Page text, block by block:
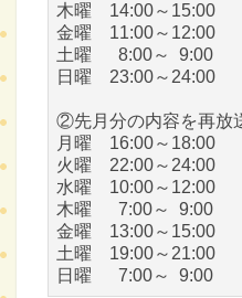
木曜 14:00～15:00
金曜 11:00～12:00
土曜 8:00～ 9:00
日曜 23:00～24:00
②先月分の内容を再放
月曜 16:00～18:00
火曜 22:00～24:00
水曜 10:00～12:00
木曜 7:00～ 9:00
金曜 13:00～15:00
土曜 19:00～21:00
日曜 7:00～ 9:00